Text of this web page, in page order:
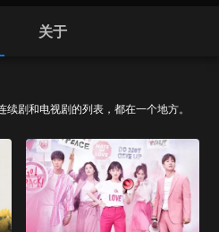
关于
剧和电视剧的列表，都在一个地方。